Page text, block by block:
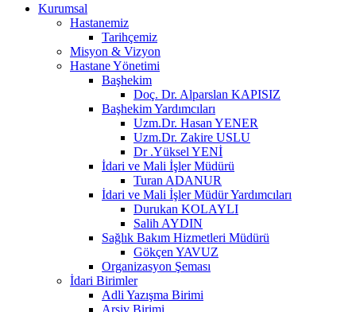
Kurumsal
Hastanemiz
Tarihçemiz
Misyon & Vizyon
Hastane Yönetimi
Başhekim
Doç. Dr. Alparslan KAPISIZ
Başhekim Yardımcıları
Uzm.Dr. Hasan YENER
Uzm.Dr. Zakire USLU
Dr .Yüksel YENİ
İdari ve Mali İşler Müdürü
Turan ADANUR
İdari ve Mali İşler Müdür Yardımcıları
Durukan KOLAYLI
Salih AYDIN
Sağlık Bakım Hizmetleri Müdürü
Gökçen YAVUZ
Organizasyon Şeması
İdari Birimler
Adli Yazışma Birimi
Arşiv Birimi